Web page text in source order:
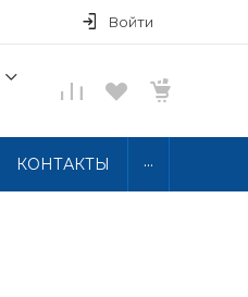
Войти
КОНТАКТЫ ...